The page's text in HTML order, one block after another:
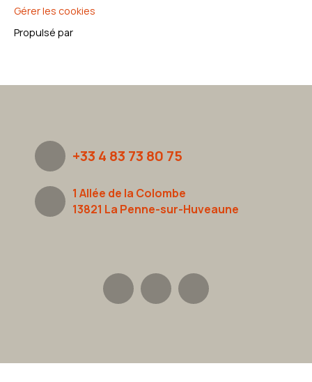
Gérer les cookies
Propulsé par
+33 4 83 73 80 75
1 Allée de la Colombe
13821 La Penne-sur-Huveaune